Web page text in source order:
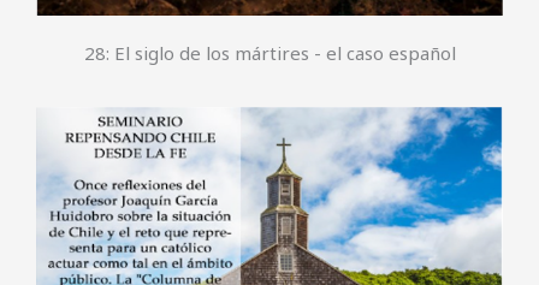
28: El siglo de los mártires - el caso español